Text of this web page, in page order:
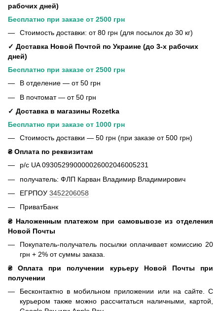
рабочих дней)
Бесплатно при заказе от 2500 грн
Стоимость доставки: от 80 грн (для посылок до 30 кг)
✓ Доставка Новой Почтой по Украине (до 3-х рабочих
дней)
Бесплатно при заказе от 2500 грн
В отделение — от 50 грн
В почтомат — от 50 грн
✓ Доставка в магазины Rozetka
Бесплатно при заказе от 1000 грн
Стоимость доставки — 50 грн (при заказе от 500 грн)
₴ Оплата по реквизитам
р/с UA 093052990000026002046005231
получатель: ФЛП Карван Владимир Владимирович
ЕГРПОУ 3452206058
ПриватБанк
₴ Наложенным платежом при самовывозе из отделения
Новой Почты
Покупатель-получатель посылки оплачивает комиссию 20
грн + 2% от суммы заказа.
₴ Оплата при получении курьеру Новой Почты при
получении
Бесконтактно в мобильном приложении или на сайте. С
курьером также можно рассчитаться наличными, картой,